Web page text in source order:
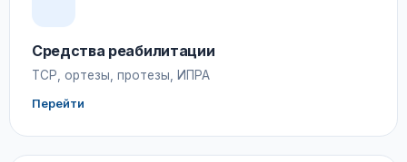
Средства реабилитации
ТСР, ортезы, протезы, ИПРА
Перейти